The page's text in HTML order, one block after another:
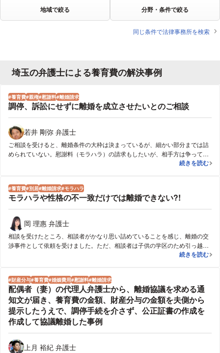
地域で絞る 分野・条件で絞る
同じ条件で法律事務所を検索
埼玉の弁護士による養育費の解決事例
養育費 親権 慰謝料 離婚請求
調停、訴訟にせずに離婚を成立させたいとのご相談
若井 剛弥 弁護士
ご相談を受けると、離婚条件の大枠は決まっているが、細かい部分までは詰
められていない。慰謝料（モラハラ）の請求もしたいが、相手方は争ってい
る、ということでした。養育費の取り決めもあったことから、離婚協議書を
立させることができました。
調停、訴訟に
続きを読む
養育費 別居 離婚請求 モラハラ
モラハラや性格の不一致だけでは離婚できない?!
岡 理惠 弁護士
相談を受けたところ、相談者がかなり思い詰めていることを感じ、離婚の交
渉事件として依頼を受けました。ただ、相談者は子供の学区のため引っ越し
をしたくないとのことでしたので、相手方に書面を送ったうえで連絡し、離
方が離婚協議が終わるまで一時的に実家に戻る旨の合意を得ることができま
した。その後交渉をしたところ、相手方は離婚は考えていないとのことでし
たが、子供との面会の機会を十分にとれるように(子供が会いたければ直接連
絡を取っていつでも会える)することや、慰謝料等を請求しないことなどを条
件に離婚の合意が成立しました。また、養育費の代わりとして相手方が住宅
く内容で合意ができました。
モラハラや性
続きを読む
財産分与 養育費 婚姻費用 慰謝料 離婚請求
配偶者（妻）の代理人弁護士から、離婚協議を求める通
知文が届き、養育費の金額、財産分与の金額を夫側から
提示したうえで、調停手続を介さず、公正証書の作成を
作成して協議離婚した事例
上月 裕紀 弁護士